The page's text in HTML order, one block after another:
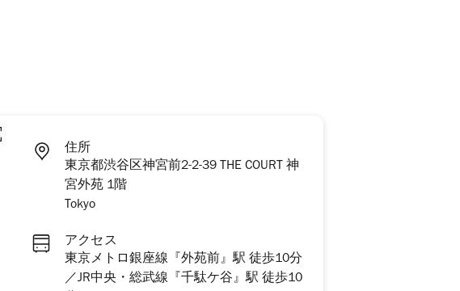
住所
東京都渋谷区神宮前2-2-39 THE COURT 神
宮外苑 1階
Tokyo
アクセス
東京メトロ銀座線『外苑前』駅 徒歩10分
／JR中央・総武線『千駄ケ谷』駅 徒歩10